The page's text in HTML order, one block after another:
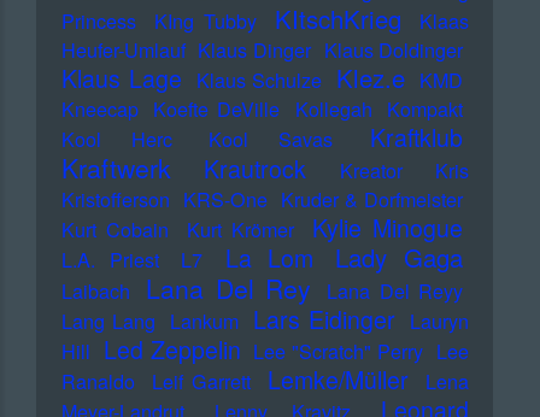
Princess
KIng Tubby KItschKrieg
Klaas
Heufer-Umlauf Klaus Dinger Klaus Doldinger
Klaus Lage Klaus Schulze Klez.e KMD
Kneecap Koefte DeVille Kollegah Kompakt
Kool Herc
Kool Savas Kraftklub
Kraftwerk Krautrock Kreator
Kris
Kristofferson KRS-One Kruder & Dorfmeister
Kurt Cobain
Kurt Krömer Kylie Minogue
L.A. Priest L7 La Lom Lady Gaga
Laibach Lana Del Rey
Lana Del Reyy
Lang Lang Lankum Lars Eidinger Lauryn
Hill Led Zeppelin Lee "Scratch" Perry Lee
Ranaldo
Leif Garrett Lemke/Müller
Lena